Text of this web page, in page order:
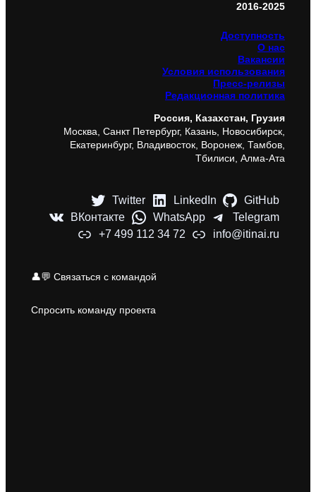
2016-2025
Доступность
О нас
Вакансии
Условия использования
Пресс-релизы
Редакционная политика
Россия, Казахстан, Грузия
Москва, Санкт Петербург, Казань, Новосибирск,
Екатеринбург, Владивосток, Воронеж, Тамбов,
Тбилиси, Алма-Ата
Twitter LinkedIn
GitHub
ВКонтакте
WhatsApp
Telegram
+7 499 112 34 72
info@itinai.ru
👤💬 Связаться с командой
Спросить команду проекта